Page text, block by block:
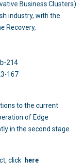
Business Clusters)
industry, with the
Recovery,
214
167
to the current
of Edge
in the second stage
click here